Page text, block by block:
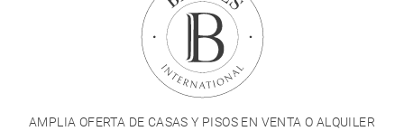
AMPLIA OFERTA DE CASAS Y PISOS EN VENTA O ALQUILER